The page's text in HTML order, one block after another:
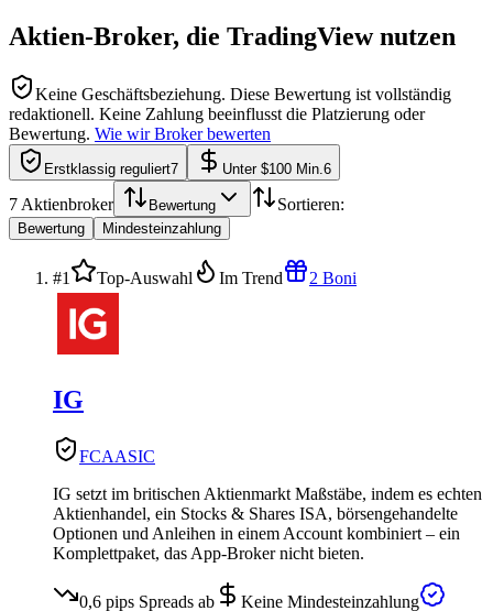
Aktien-Broker, die TradingView nutzen
Keine Geschäftsbeziehung. Diese Bewertung ist vollständig
redaktionell. Keine Zahlung beeinflusst die Platzierung oder
Bewertung. Wie wir Broker bewerten
Erstklassig reguliert7 Unter $100 Min. 6
7 Aktienbroker Bewertung Sortieren:
Bewertung Mindesteinzahlung
#1 Top-Auswahl Im Trend 2 Boni
IG
FCAASIC
IG setzt im britischen Aktienmarkt Maßstäbe, indem es echten
Aktienhandel, ein Stocks & Shares ISA, börsengehandelte
Optionen und Anleihen in einem Account kombiniert – ein
Komplettpaket, das App-Broker nicht bieten.
0,6 pips Spreads ab
Keine Mindesteinzahlung